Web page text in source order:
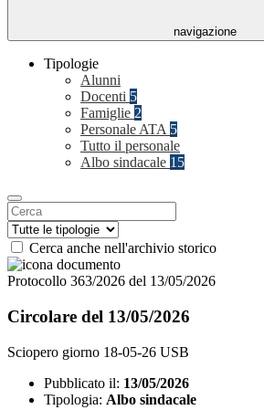
navigazione
Tipologie
Alunni
Docenti 5
Famiglie 2
Personale ATA 5
Tutto il personale
Albo sindacale 15
Cerca anche nell'archivio storico
Protocollo 363/2026 del 13/05/2026
Circolare del 13/05/2026
Sciopero giorno 18-05-26 USB
Pubblicato il: 13/05/2026
Tipologia: Albo sindacale